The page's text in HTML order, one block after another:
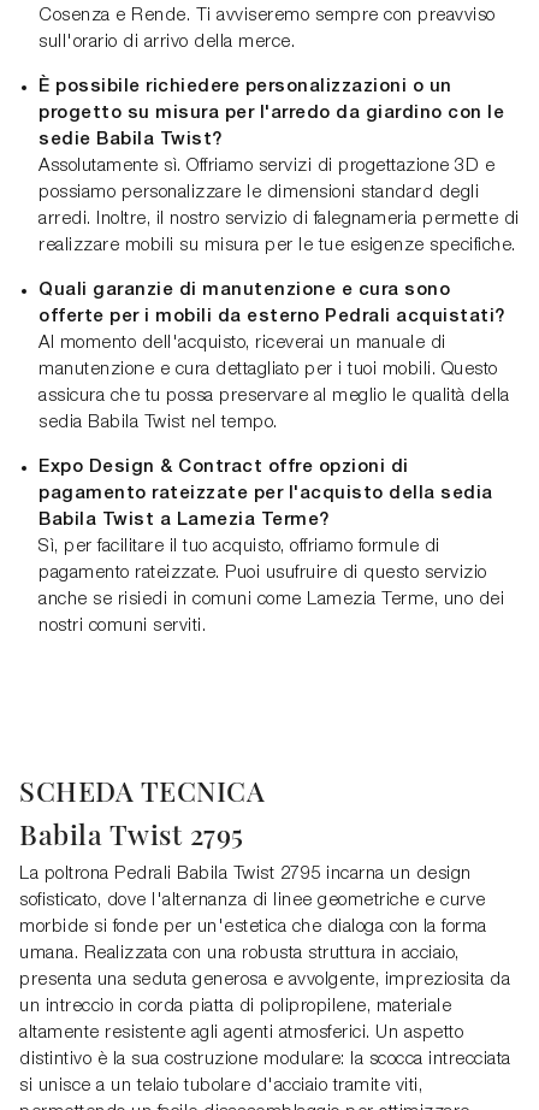
Cosenza e Rende. Ti avviseremo sempre con preavviso
sull'orario di arrivo della merce.
È possibile richiedere personalizzazioni o un
progetto su misura per l'arredo da giardino con le
sedie Babila Twist?
Assolutamente sì. Offriamo servizi di progettazione 3D e
possiamo personalizzare le dimensioni standard degli
arredi. Inoltre, il nostro servizio di falegnameria permette di
realizzare mobili su misura per le tue esigenze specifiche.
Quali garanzie di manutenzione e cura sono
offerte per i mobili da esterno Pedrali acquistati?
Al momento dell'acquisto, riceverai un manuale di
manutenzione e cura dettagliato per i tuoi mobili. Questo
assicura che tu possa preservare al meglio le qualità della
sedia Babila Twist nel tempo.
Expo Design & Contract offre opzioni di
pagamento rateizzate per l'acquisto della sedia
Babila Twist a Lamezia Terme?
Sì, per facilitare il tuo acquisto, offriamo formule di
pagamento rateizzate. Puoi usufruire di questo servizio
anche se risiedi in comuni come Lamezia Terme, uno dei
nostri comuni serviti.
SCHEDA TECNICA
Babila Twist 2795
La poltrona Pedrali Babila Twist 2795 incarna un design
sofisticato, dove l'alternanza di linee geometriche e curve
morbide si fonde per un'estetica che dialoga con la forma
umana. Realizzata con una robusta struttura in acciaio,
presenta una seduta generosa e avvolgente, impreziosita da
un intreccio in corda piatta di polipropilene, materiale
altamente resistente agli agenti atmosferici. Un aspetto
distintivo è la sua costruzione modulare: la scocca intrecciata
si unisce a un telaio tubolare d'acciaio tramite viti,